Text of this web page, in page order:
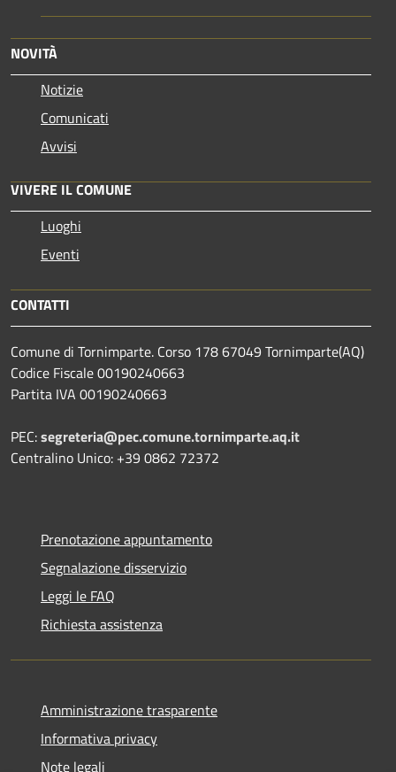
NOVITÀ
Notizie
Comunicati
Avvisi
VIVERE IL COMUNE
Luoghi
Eventi
CONTATTI
Comune di Tornimparte. Corso 178 67049 Tornimparte(AQ)
Codice Fiscale 00190240663
Partita IVA 00190240663
PEC:segreteria@pec.comune.tornimparte.aq.it
Centralino Unico: +39 0862 72372
Prenotazione appuntamento
Segnalazione disservizio
Leggi le FAQ
Richiesta assistenza
Amministrazione trasparente
Informativa privacy
Note legali